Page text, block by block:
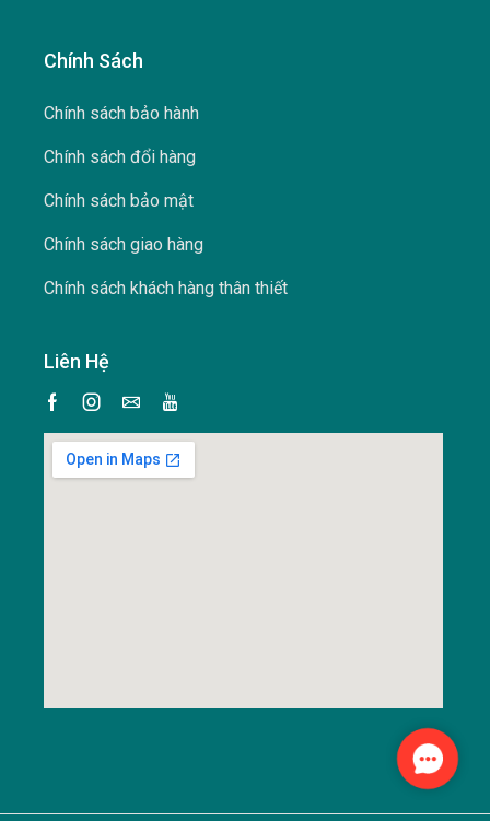
Chính Sách
Chính sách bảo hành
Chính sách đổi hàng
Chính sách bảo mật
Chính sách giao hàng
Chính sách khách hàng thân thiết
Liên Hệ
Contact
Us